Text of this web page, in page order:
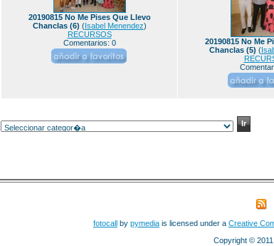
20190815 No Me Pises Que Llevo
Chanclas (6) (Isabel Menendez)
RECURSOS
Comentarios: 0
20190815 No Me
Chanclas (5) (
fotocall by pymedia is licensed under a Creative
Copyright © 2011